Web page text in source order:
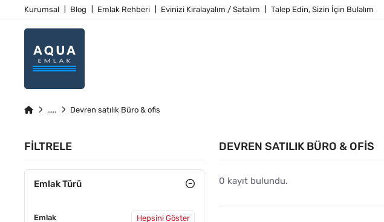
Kurumsal Blog Emlak Rehberi Evinizi Kiralayalım / Satalım Talep Edin, Sizin İçin Bulalım
Devren satılık Büro & ofis
FILTRELE
Emlak Türü
Emlak Hepsini Göster
DEVREN SATILIK BÜRO & OFIS
0 kayıt bulundu.